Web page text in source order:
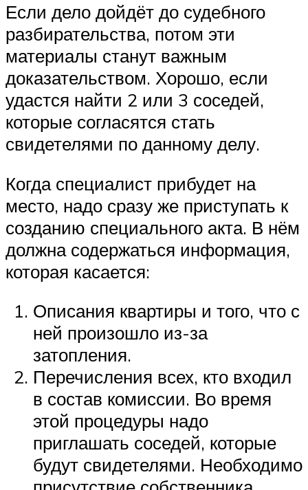
Если дело дойдёт до судебного
разбирательства, потом эти
материалы станут важным
доказательством. Хорошо, если
удастся найти 2 или 3 соседей,
которые согласятся стать
свидетелями по данному делу.
Когда специалист прибудет на
место, надо сразу же приступать к
созданию специального акта. В нём
должна содержаться информация,
которая касается:
Описания квартиры и того, что с
ней произошло из-за
затопления.
Перечисления всех, кто входил
в состав комиссии. Во время
этой процедуры надо
приглашать соседей, которые
будут свидетелями. Необходимо